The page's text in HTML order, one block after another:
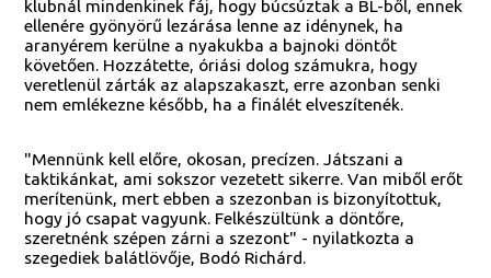
klubnál mindenkinek fáj, hogy búcsúztak a BL-ből, ennek
ellenére gyönyörű lezárása lenne az idénynek, ha
aranyérem kerülne a nyakukba a bajnoki döntőt
követően. Hozzátette, óriási dolog számukra, hogy
veretlenül zárták az alapszakaszt, erre azonban senki
nem emlékezne később, ha a finálét elveszítenék.
"Mennünk kell előre, okosan, precízen. Játszani a
taktikánkat, ami sokszor vezetett sikerre. Van miből erőt
merítenünk, mert ebben a szezonban is bizonyítottuk,
hogy jó csapat vagyunk. Felkészültünk a döntőre,
szeretnénk szépen zárni a szezont" - nyilatkozta a
szegediek balátlövője, Bodó Richárd.